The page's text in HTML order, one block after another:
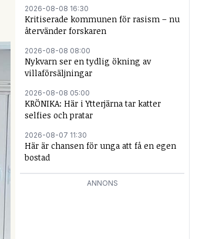
2026-08-08 16:30
Kritiserade kommunen för rasism – nu
återvänder forskaren
2026-08-08 08:00
Nykvarn ser en tydlig ökning av
villaförsäljningar
2026-08-08 05:00
KRÖNIKA: Här i Ytterjärna tar katter
selfies och pratar
2026-08-07 11:30
Här är chansen för unga att få en egen
bostad
ANNONS